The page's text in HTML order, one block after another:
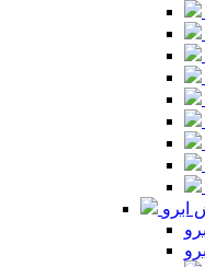
ابرو